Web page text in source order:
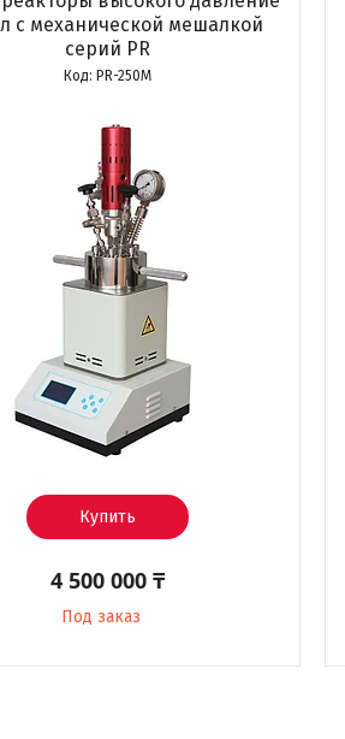
с механической мешалкой
серий PR
PR-250M
Купить
4 500 000 ₸
Под заказ